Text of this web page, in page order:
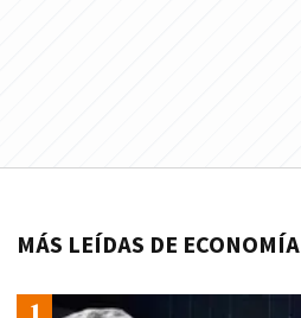
MÁS LEÍDAS DE ECONOMÍA